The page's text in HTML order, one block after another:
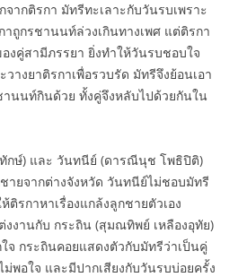
ากติรกา มัทรีทะเลาะกับวันรบเพราะ
าถูกรชานนท์ล่วงเกินทางเพศ แต่ติรกา
งคู่สามีภรรยา ยิ่งทำให้วันรบชอบใจ
างยาติรกาเพื่อรวบรัด มัทรีจึงย้อนเอา
นนท์กินด้วย ทั้งคู่จึงหลับไปด้วยกันใน
ทักษ์) และ วันทนีย์ (ดารณีนุช โพธิปิติ)
ายจากต่างจังหวัด วันทนีย์ไม่ชอบมัทรี
ติรกาหาเรื่องแกล้งลูกชายตัวเอง
งานกับ กระถิน (สุมณทิพย์ เหลืองอุทัย)
จ กระถินคอยแสดงตัวกับมัทรีว่าเป็นคู่
พอใจ และมีปากเสียงกับวันรบบ่อยครั้ง